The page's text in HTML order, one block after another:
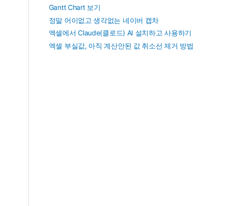
Gantt Chart 보기
정말 어이없고 생각없는 네이버 캡차
엑셀에서 Claude(클로드) AI 설치하고 사용하기
엑셀 부실값, 아직 계산안된 값 취소선 제거 방법